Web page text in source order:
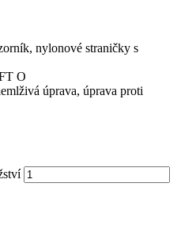
nylonové straničky s
O
úprava, úprava proti